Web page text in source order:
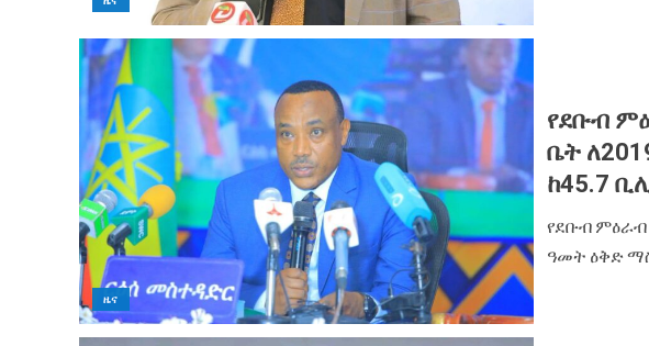
ዜና
የደቡብ
ቤት
ከ45.7
የደቡብ ምዕራብ
ዓመት ዕቅድ